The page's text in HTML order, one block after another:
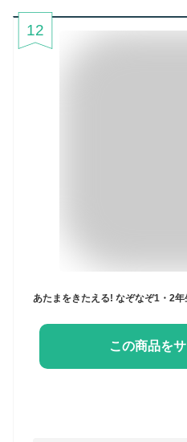
12
あたまをきたえる! なぞなぞ1・2年
この商品を